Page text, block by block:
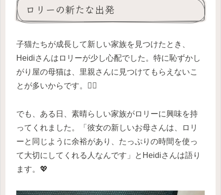
ロリーの新たな出発
子猫たちが成長して新しい家族を見つけたとき、
Heidiさんはロリーが少し心配でした。特に恥ずかし
がり屋の母猫は、里親さんに見つけてもらえないこ
とが多いからです。🕵️‍♀️
でも、ある日、素晴らしい家族がロリーに興味を持
ってくれました。「彼女の新しいお母さんは、ロリ
ーと同じように余裕があり、たっぷりの時間を使っ
て大切にしてくれる人なんです」とHeidiさんは語り
ます。💖